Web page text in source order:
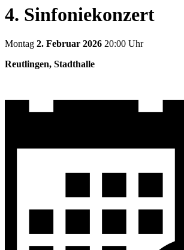
4. Sinfoniekonzert
Montag 2. Februar 2026 20:00 Uhr
Reutlingen, Stadthalle